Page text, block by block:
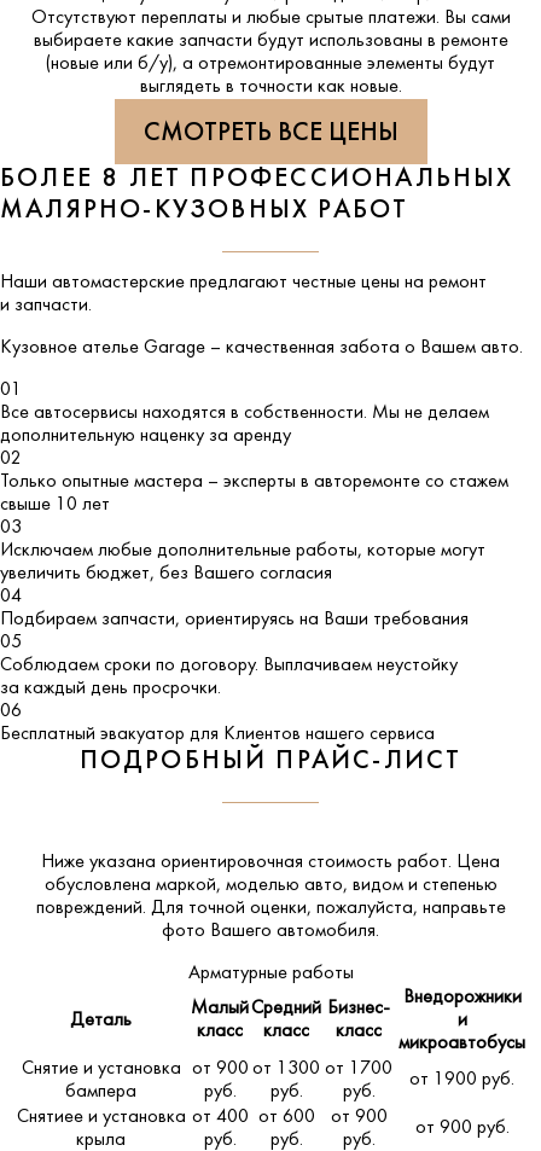
Отсутствуют переплаты и любые срытые платежи. Вы сами
выбираете какие запчасти будут использованы в ремонте
(новые или б/у), а отремонтированные элементы будут
выглядеть в точности как новые.
СМОТРЕТЬ ВСЕ ЦЕНЫ
БОЛЕЕ 8 ЛЕТ ПРОФЕССИОНАЛЬНЫХ
МАЛЯРНО-КУЗОВНЫХ РАБОТ
Наши автомастерские предлагают честные цены на ремонт
и запчасти.
Кузовное ателье Garage – качественная забота о Вашем авто.
01
Все автосервисы находятся в собственности. Мы не делаем
дополнительную наценку за аренду
02
Только опытные мастера – эксперты в авторемонте со стажем
свыше 10 лет
03
Исключаем любые дополнительные работы, которые могут
увеличить бюджет, без Вашего согласия
04
Подбираем запчасти, ориентируясь на Ваши требования
05
Соблюдаем сроки по договору. Выплачиваем неустойку
за каждый день просрочки.
06
Бесплатный эвакуатор для Клиентов нашего сервиса
ПОДРОБНЫЙ ПРАЙС-ЛИСТ
Ниже указана ориентировочная стоимость работ. Цена
обусловлена маркой, моделью авто, видом и степенью
повреждений. Для точной оценки, пожалуйста, направьте
фото Вашего автомобиля.
Арматурные работы
Деталь
Малый
класс
Средний
класс
Бизнес-
класс
Внедорожники
и
микроавтобусы
Снятие и установка
бампера
от 900
руб.
от 1300
руб.
от 1700
руб.
от 1900 руб.
Снятиее и установка
крыла
от 400
руб.
от 600
руб.
от 900
руб.
от 900 руб.